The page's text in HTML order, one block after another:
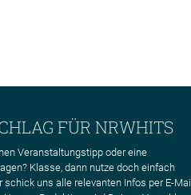
FÜR NRWHITS
Veranstaltungstipp oder eine
Klasse, dann nutze doch einfach
schick uns alle relevanten Infos per E-Mail